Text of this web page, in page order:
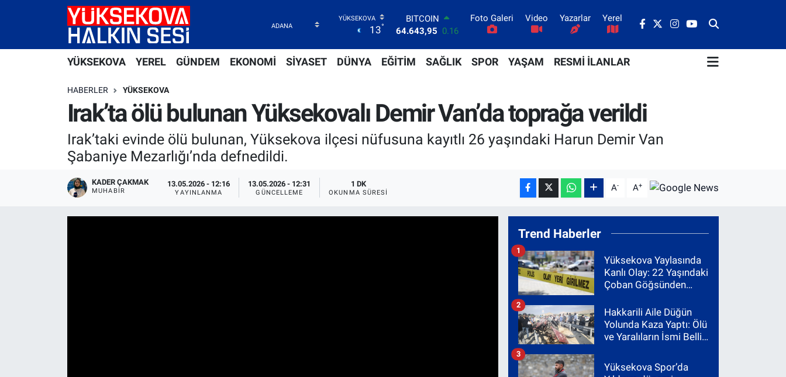
13°
DOLAR
47,6704
0
55,0406 -0.08
6500.87 0.12
BİST100
13.799
Foto Galeri Video Yazarlar Yerel
YÜKSEKOVA YEREL GÜNDEM EKONOMİ SİYASET DÜNYA EĞİTİM SAĞLIK SPOR YAŞAM RESMİ İLANLAR
HABERLER YÜKSEKOVA
Irak’ta ölü bulunan Yüksekovalı Demir Van’da toprağa verildi
Irak’taki evinde ölü bulunan, Yüksekova ilçesi nüfusuna kayıtlı 26 yaşındaki Harun Demir Van
Şabaniye Mezarlığı’nda defnedildi.
KADER ÇAKMAK
MUHABİR
13.05.2026 - 12:16
YAYINLANMA
13.05.2026 - 12:31
GÜNCELLEME
1 DK
OKUNMA SÜRESI A- A+
Trend Haberler
Yüksekova Yaylasında
Kanlı Olay: 22 Yaşındaki
Çoban Göğsünden
1
Hakkarili Aile Düğün
Yolunda Kaza Yaptı: Ölü
ve Yaralıların İsmi Belli
2
Yüksekova Spor’da
3
Yüksekova Nöbetçi Eczaneler
Yüksekova Trafik Yoğunluk Haritası
Süper Lig Puan Durumu ve Fikstür
Tüm Manşetler
Son Dakika Haberleri